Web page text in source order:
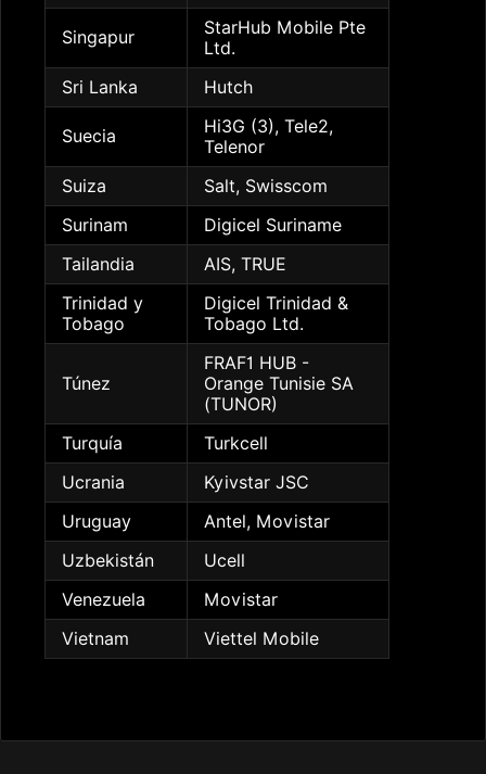
Singapur
StarHub Mobile Pte
Ltd.
Sri Lanka
Hutch
Suecia
Hi3G (3), Tele2,
Telenor
Suiza
Salt, Swisscom
Surinam
Digicel Suriname
Tailandia
AIS, TRUE
Trinidad y
Tobago
Digicel Trinidad &
Tobago Ltd.
Túnez
FRAF1 HUB -
Orange Tunisie SA
(TUNOR)
Turquía
Turkcell
Ucrania
Kyivstar JSC
Uruguay
Antel, Movistar
Uzbekistán
Ucell
Venezuela
Movistar
Vietnam
Viettel Mobile